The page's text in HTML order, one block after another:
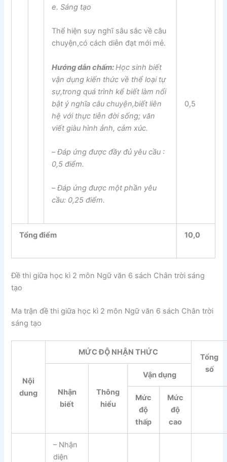
e. Sáng tạo
Thể hiện suy nghĩ sâu sắc về câu
chuyện,có cách diễn đạt mới mẻ.
Hướng dẫn chấm:Học sinh biết
vận dụngkiến thức về thể loại tự
sự,trong quá trìnhkể biết làmnổi
bật ý nghĩa câu chuyện,biết liên
hệ với thực tiễn đời sống; văn
viết giàu hình ảnh, cảm xúc.
–Đáp ứng được đầy đủ yêu cầu :
0,5 điểm.
–Đáp ứng đượcmột phần yêu
cầu: 0,25 điểm.
0,5
Tổng điểm 10,0
Đề thi giữa học kì 2 môn Ngữ văn 6 sách Chân trời sáng
tạo
Ma trận đề thi giữa học kì 2 môn Ngữ văn 6 sách Chân trời
sáng tạo
Nội
dung
MỨC ĐỘ NHẬN THỨC
Tổng
số
Nhận
biết
Thông
hiểu
Vận dụng
Mức
độ
thấp
Mức
độ
cao
– Nhận
diện